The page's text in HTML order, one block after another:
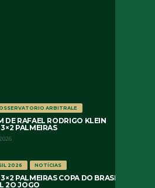
ARBITRALE
DE RAFAEL RODRIGO KLEIN
PALMEIRAS
2026 NOTÍCIAS
PALMEIRAS COPA DO BRASIL 2026
2O JOGO